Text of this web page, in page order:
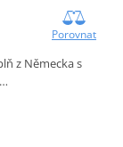
Porovnat
z Německa s